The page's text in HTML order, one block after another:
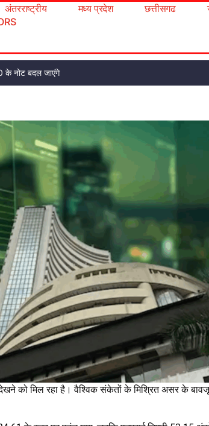
अंतरराष्ट्रीय मध्य प्रदेश छत्तीसगढ
के नोट बदल जाएंगे
देखने को मिल रहा है। वैश्विक संकेतों के मिश्रित असर के